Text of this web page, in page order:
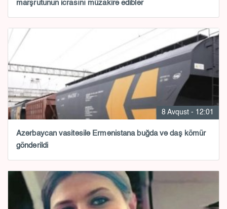
marşrutunun icrasını müzakirə ediblər
8 Avqust - 12:01
Azərbaycan vasitəsilə Ermənistana buğda və daş kömür
göndərildi